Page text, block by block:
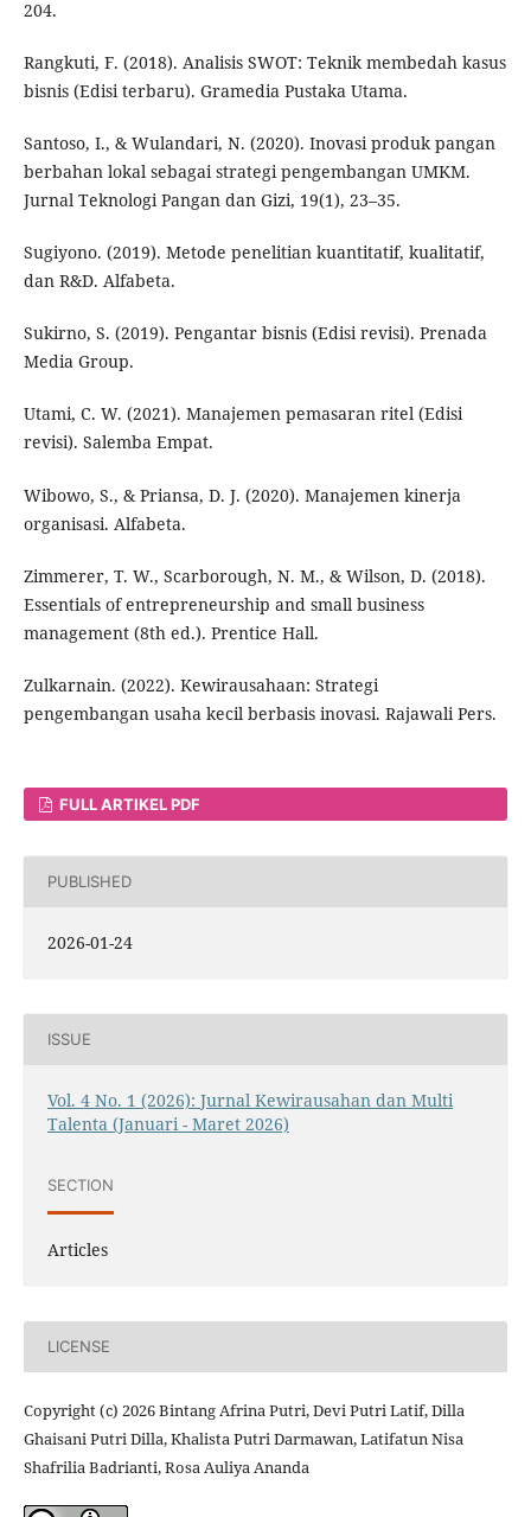
204.
Rangkuti, F. (2018). Analisis SWOT: Teknik membedah kasus
bisnis (Edisi terbaru). Gramedia Pustaka Utama.
Santoso, I., & Wulandari, N. (2020). Inovasi produk pangan
berbahan lokal sebagai strategi pengembangan UMKM.
Jurnal Teknologi Pangan dan Gizi, 19(1), 23–35.
Sugiyono. (2019). Metode penelitian kuantitatif, kualitatif,
dan R&D. Alfabeta.
Sukirno, S. (2019). Pengantar bisnis (Edisi revisi). Prenada
Media Group.
Utami, C. W. (2021). Manajemen pemasaran ritel (Edisi
revisi). Salemba Empat.
Wibowo, S., & Priansa, D. J. (2020). Manajemen kinerja
organisasi. Alfabeta.
Zimmerer, T. W., Scarborough, N. M., & Wilson, D. (2018).
Essentials of entrepreneurship and small business
management (8th ed.). Prentice Hall.
Zulkarnain. (2022). Kewirausahaan: Strategi
pengembangan usaha kecil berbasis inovasi. Rajawali Pers.
FULL ARTIKEL PDF
PUBLISHED
2026-01-24
ISSUE
Vol. 4 No. 1 (2026): Jurnal Kewirausahan dan Multi
Talenta (Januari - Maret 2026)
SECTION
Articles
LICENSE
Copyright (c) 2026 Bintang Afrina Putri, Devi Putri Latif, Dilla
Ghaisani Putri Dilla, Khalista Putri Darmawan, Latifatun Nisa
Shafrilia Badrianti, Rosa Auliya Ananda